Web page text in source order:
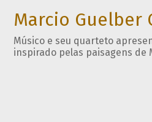
Marcio Guelber
Músico e seu quarteto
inspirado pelas paisagens de